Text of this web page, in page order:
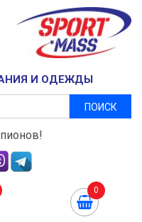
И ОДЕЖДЫ
ПОИСК
0